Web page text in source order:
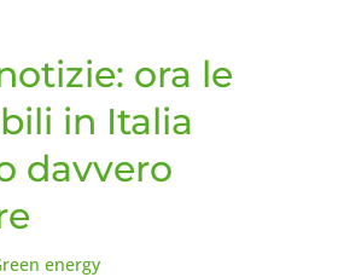
ora le
in Italia
davvero
energy